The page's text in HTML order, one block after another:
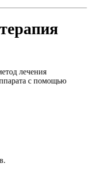
лечения
с помощью